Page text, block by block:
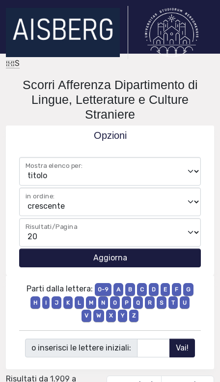
IRIS
Scorri Afferenza Dipartimento di
Lingue, Letterature e Culture
Straniere
Opzioni
Mostra elenco per:
in ordine:
Risultati/Pagina
Parti dalla lettera: 0-9 A B C D E F
G
H
I J K L M N O P Q R S T
U
V
W X Y Z
o inserisci le lettere iniziali:
Risultati da 1.909 a